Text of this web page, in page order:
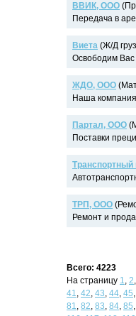
ВВИК, ООО
Передача в
Виета (Ж/Д
Освободим Вас
ЖДО, ООО
Наша
Партал, ООО
Поставки
ТРП, ООО
Ремонт и
Всего: 4223
На страницу 1, 2,
41, 42, 43, 44, 45,
81, 82, 83, 84, 85,